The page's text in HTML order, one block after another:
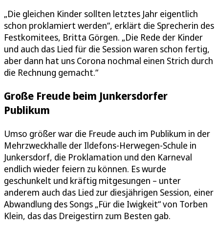
„Die gleichen Kinder sollten letztes Jahr eigentlich
schon proklamiert werden“, erklärt die Sprecherin des
Festkomitees, Britta Görgen. „Die Rede der Kinder
und auch das Lied für die Session waren schon fertig,
aber dann hat uns Corona nochmal einen Strich durch
die Rechnung gemacht.“
Große Freude beim Junkersdorfer
Publikum
Umso größer war die Freude auch im Publikum in der
Mehrzweckhalle der Ildefons-Herwegen-Schule in
Junkersdorf, die Proklamation und den Karneval
endlich wieder feiern zu können. Es wurde
geschunkelt und kräftig mitgesungen – unter
anderem auch das Lied zur diesjährigen Session, einer
Abwandlung des Songs „Für die Iwigkeit“ von Torben
Klein, das das Dreigestirn zum Besten gab.